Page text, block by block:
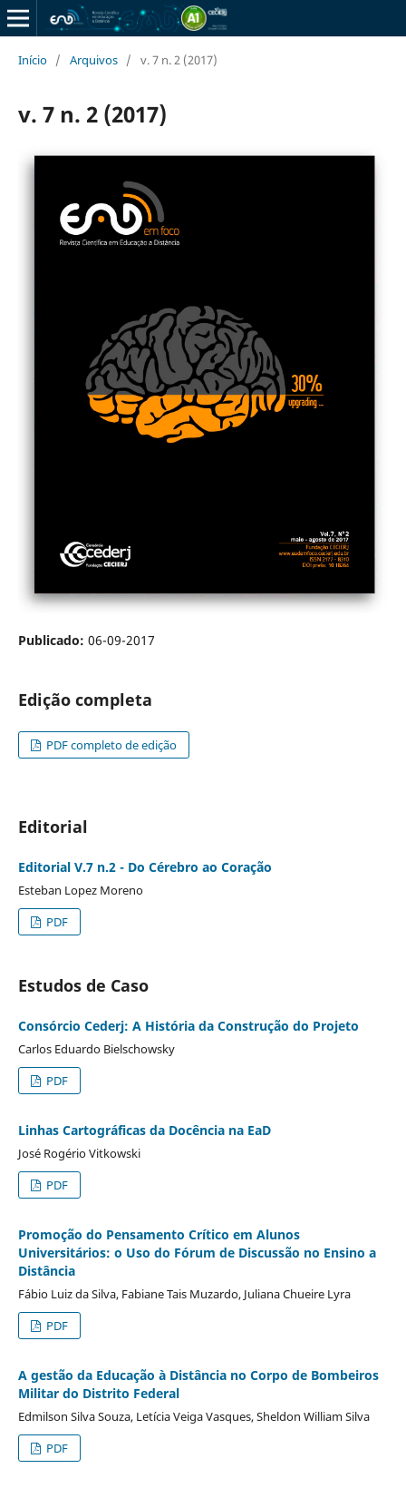
Início / Arquivos / v. 7 n. 2 (2017)
v. 7 n. 2 (2017)
Publicado: 06-09-2017
Edição completa
PDF completo de edição
Editorial
Editorial V.7 n.2 - Do Cérebro ao Coração
Esteban Lopez Moreno
PDF
Estudos de Caso
Consórcio Cederj: A História da Construção do Projeto
Carlos Eduardo Bielschowsky
PDF
Linhas Cartográficas da Docência na EaD
José Rogério Vitkowski
PDF
Promoção do Pensamento Crítico em Alunos
Universitários: o Uso do Fórum de Discussão no Ensino a
Distância
Fábio Luiz da Silva, Fabiane Tais Muzardo, Juliana Chueire Lyra
PDF
A gestão da Educação à Distância no Corpo de Bombeiros
Militar do Distrito Federal
Edmilson Silva Souza, Letí­cia Veiga Vasques, Sheldon William Silva
PDF